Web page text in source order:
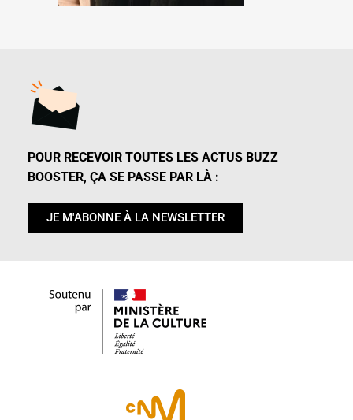
POUR RECEVOIR TOUTES LES ACTUS BUZZ
BOOSTER, ÇA SE PASSE PAR LÀ :
JE M'ABONNE À LA NEWSLETTER